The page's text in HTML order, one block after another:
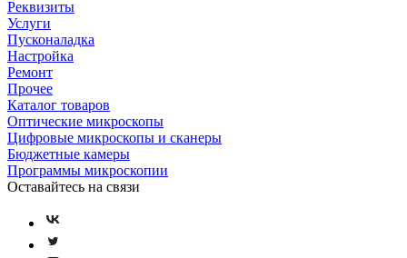
Реквизиты
Услуги
Пусконаладка
Настройка
Ремонт
Прочее
Каталог товаров
Оптические микроскопы
Цифровые микроскопы и сканеры
Бюджетные камеры
Программы микроскопии
Оставайтесь на связи